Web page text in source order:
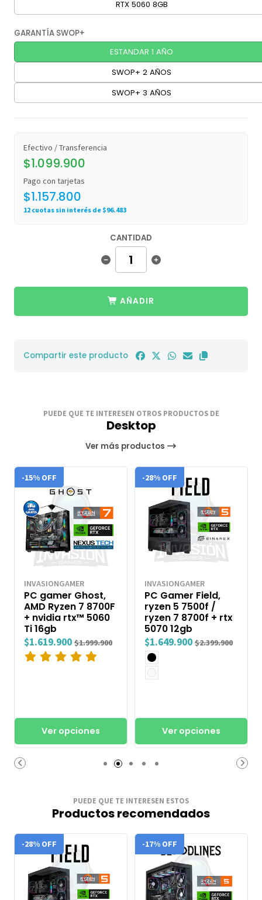
RTX 5060 8GB
GARANTÍA SWOP+
ESTANDAR 1 AÑO
SWOP+ 2 AÑOS
SWOP+ 3 AÑOS
Efectivo / Transferencia
$1.099.900
Pago con tarjetas
$1.157.800
12 cuotas sin interés de $96.483
CANTIDAD
AÑADIR
Compartir este producto
PUEDE QUE TE INTERESEN OTROS PRODUCTOS DE
Desktop
Ver más productos
-15% OFF
INVASIONGAMER
PC gamer Ghost,
AMD Ryzen 7 8700F
+ nvidia rtx™ 5060
Ti 16gb
$1.619.900 $1.999.900
Ver opciones
-28% OFF
INVASIONGAMER
PC Gamer Field,
ryzen 5 7500f /
ryzen 7 8700f + rtx
5070 12gb
$1.649.900 $2.399.900
Ver opciones
PUEDE QUE TE INTERESEN ESTOS
Productos recomendados
-28% OFF -17% OFF